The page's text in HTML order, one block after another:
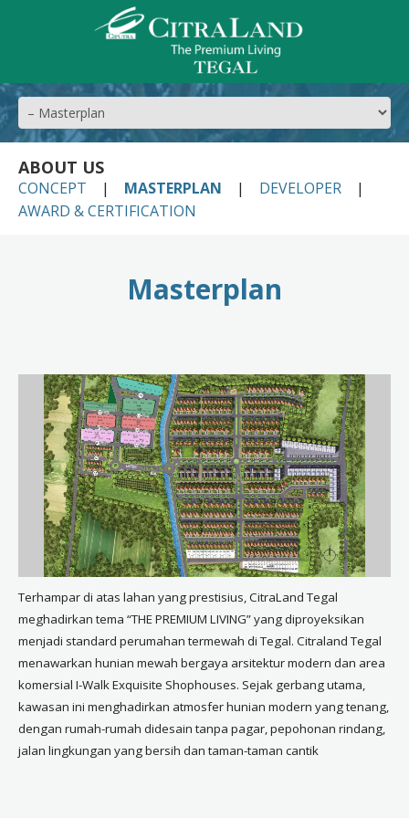
ABOUT US
CONCEPT MASTERPLAN
DEVELOPER
AWARD & CERTIFICATION
Masterplan
Terhampar di atas lahan yang prestisius, CitraLand Tegal
meghadirkan tema “THE PREMIUM LIVING” yang diproyeksikan
menjadi standard perumahan termewah di Tegal. Citraland Tegal
menawarkan hunian mewah bergaya arsitektur modern dan area
komersial I-Walk Exquisite Shophouses. Sejak gerbang utama,
kawasan ini menghadirkan atmosfer hunian modern yang tenang,
dengan rumah-rumah didesain tanpa pagar, pepohonan rindang,
jalan lingkungan yang bersih dan taman-taman cantik